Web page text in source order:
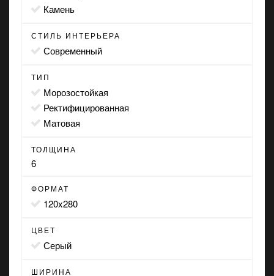
камень
СТИЛЬ ИНТЕРЬЕРА
современный
ТИП
морозостойкая
ректифицированная
матовая
ТОЛЩИНА
6
ФОРМАТ
120x280
ЦВЕТ
серый
ШИРИНА